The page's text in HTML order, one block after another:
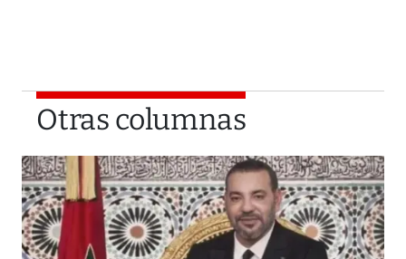
Otras columnas